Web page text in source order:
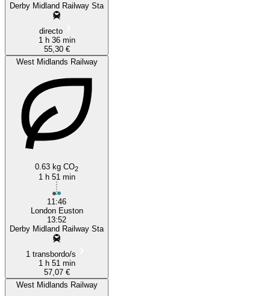
Derby Midland Railway Sta
directo
1 h 36 min
55,30 €
West Midlands Railway
0.63 kg CO2
1 h 51 min
11:46
London Euston
13:52
Derby Midland Railway Sta
1 transbordo/s
1 h 51 min
57,07 €
West Midlands Railway